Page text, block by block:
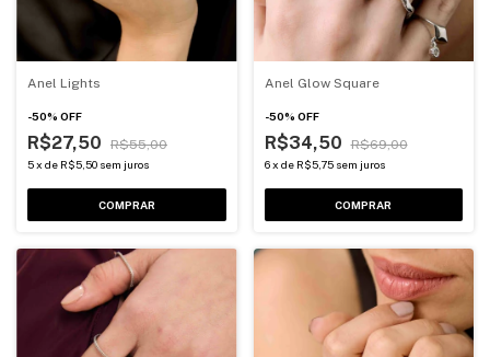
Anel Lights
-50% OFF
R$27,50 R$55,00
5x de R$5,50 sem juros
COMPRAR
Anel Glow Square
-50% OFF
R$34,50 R$69,00
6 x de R$5,75 sem juros
COMPRAR